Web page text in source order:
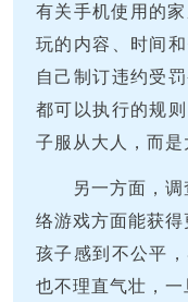
有关手机使用的
玩的内容、时间
自己制订违约受
都可以执行的规
子服从大人，而是
另一方面，
络游戏方面能获得
孩子感到不公平
也不理直气壮，一